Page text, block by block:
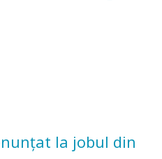
satisfacție”
la jobul din